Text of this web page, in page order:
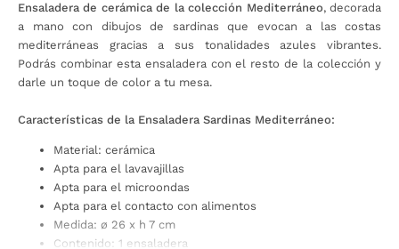
Ensaladera de cerámica de la colección Mediterráneo, decorada
a mano con dibujos de sardinas que evocan a las costas
mediterráneas gracias a sus tonalidades azules vibrantes.
Podrás combinar esta ensaladera con el resto de la colección y
darle un toque de color a tu mesa.
Características de la Ensaladera Sardinas Mediterráneo:
Material: cerámica
Apta para el lavavajillas
Apta para el microondas
Apta para el contacto con alimentos
Medida: ø 26 x h 7 cm
Contenido: 1 ensaladera